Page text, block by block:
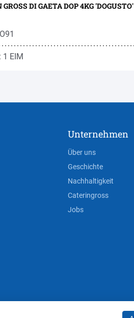
DI GAETA DOP 4KG 'DOGUSTO'
1 EIM
Unternehmen
Über uns
Geschichte
Nachhaltigkeit
Cateringross
Jobs